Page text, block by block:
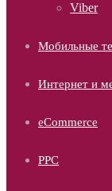
Viber
Мобильные
Интернет и
eCommerce
PPC